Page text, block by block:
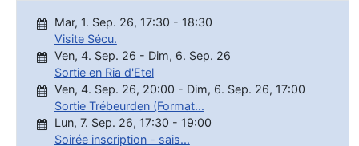
Mar, 1. Sep. 26, 17:30 - 18:30
Visite Sécu.
Ven, 4. Sep. 26 - Dim, 6. Sep. 26
Sortie en Ria d'Etel
Ven, 4. Sep. 26, 20:00 - Dim, 6. Sep. 26, 17:00
Sortie Trébeurden (Format...
Lun, 7. Sep. 26, 17:30 - 19:00
Soirée inscription - sais...